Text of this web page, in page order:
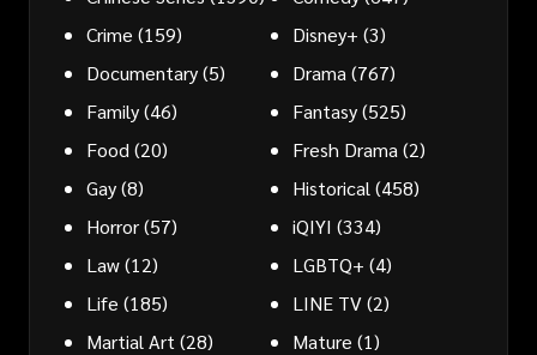
Crime (159) Disney+ (3)
Documentary(5) Drama (767)
Family(46) Fantasy(525)
Food (20) Fresh Drama (2)
Gay(8) Historical (458)
Horror(57) iQIYI (334)
Law(12) LGBTQ+ (4)
Life (185) LINE TV(2)
Martial Art (28) Mature (1)